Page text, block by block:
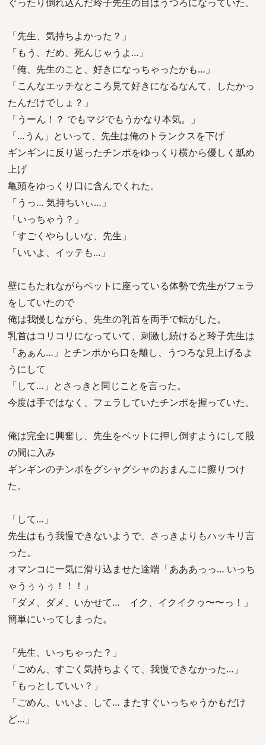
「先生、気持ちよかった？」
「もう、だめ、死んじゃうよ…」
「俺、先生のこと、好きになっちゃったかも…」
「こんなエッチなところ見て好きになるなんて、したかっ
たんだけでしょ？」
「うーん！？ でもマジでもうかなり本気。」
「…うん」といって、先生は俺のトランクスを下げ
ギンギンに反り返ったチンポをゆっくり横から優しく舐め
上げ
亀頭をゆっくり口に含んでくれた。
「うっ… 気持ちいぃ…」
「いっちゃう？」
「すごくやらしいな、先生」
「いいよ、イッテも…」
壁にもたれながらベットに座っている体勢で先生がフェラ
をしていたので
俺は我慢しながら、先生の乳首を両手で転がした。
乳首はコリコリになっていて、刺激し続けると玲子先生は
「あぁん…」とチンポから口を離し、うつろな見上げるよ
うにして
「して…」とさっきと同じことを言った。
今度は手ではなく、フェラしていたチンポを握っていた。
俺は完全に興奮し、先生をベットに押し倒すようにして股
の間に入み
ギンギンのチンポをグシャグシャのおまんこに擦りつけ
た。
「して…」
先生はもう我慢できないようで、さっきよりもハッキリ言
った。
オマンコに一気に滑り込ませた途端「あああっっ… いっち
ゃうぅぅぅ！！！」
「ダメ、ダメ、いかせて… イク、イクイクゥ〜〜っ！」
簡単にいってしまった。
「先生、いっちゃった？」
「ごめん、すごく気持ちよくて、我慢できなかった…」
「もっとしていい？」
「ごめん、いいよ、して… またすぐいっちゃうかもだけ
ど…」